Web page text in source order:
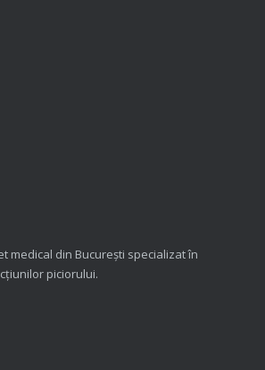
medical din București specializat în
piciorului.